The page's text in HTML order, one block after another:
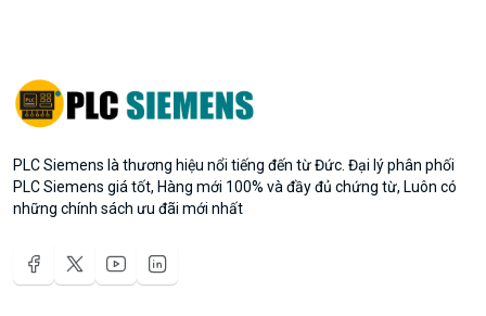
PLC Siemens là thương hiệu nổi tiếng đến từ Đức. Đại lý phân phối
PLC Siemens giá tốt, Hàng mới 100% và đầy đủ chứng từ, Luôn có
những chính sách ưu đãi mới nhất